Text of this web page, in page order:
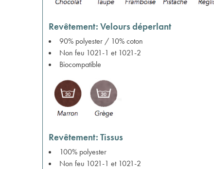
Revêtement: Velours déperlant
90% polyester / 10% coton
Non feu 1021-1 et 1021-2
Biocompatible
Revêtement: Tissus
100% polyester
Non feu 1021-1 et 1021-2